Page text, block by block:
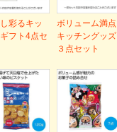
彩るキッ
フト4点セ
ボリューム満点
キッチングッズ
３点セット